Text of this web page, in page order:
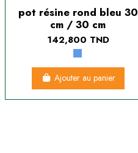
pot résine rond bleu 30
cm / 30 cm
142,800 TND
Ajouter au panier